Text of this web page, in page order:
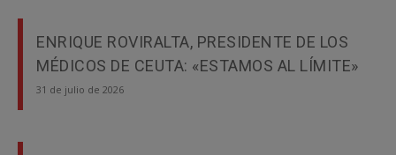
ENRIQUE ROVIRALTA, PRESIDENTE DE LOS
MÉDICOS DE CEUTA: «ESTAMOS AL LÍMITE»
31 de julio de 2026